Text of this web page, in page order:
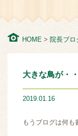
HOME > 院長ブロ
大きな鳥が・・
2019.01.16
もうブログは何も